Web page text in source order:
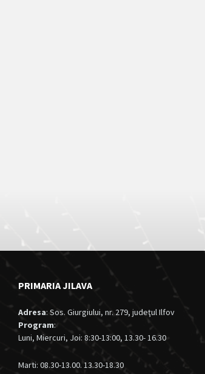
PRIMARIA JILAVA
Adresa: Sos. Giurgiului, nr. 279, judeţul Ilfov
Program:
Luni, Miercuri, Joi: 8:30-13:00, 13.30- 16.30
Marti: 08.30-13.00. 13.30-18.30